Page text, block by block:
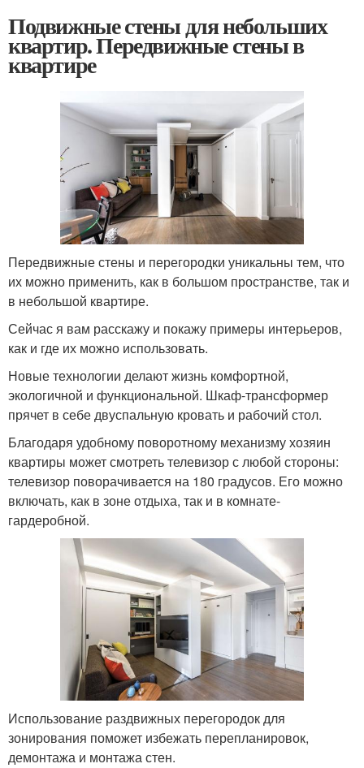
Подвижные стены для небольших
квартир. Передвижные стены в
квартире
Передвижные стены и перегородки уникальны тем, что
их можно применить, как в большом пространстве, так и
в небольшой квартире.
Сейчас я вам расскажу и покажу примеры интерьеров,
как и где их можно использовать.
Новые технологии делают жизнь комфортной,
экологичной и функциональной. Шкаф-трансформер
прячет в себе двуспальную кровать и рабочий стол.
Благодаря удобному поворотному механизму хозяин
квартиры может смотреть телевизор с любой стороны:
телевизор поворачивается на 180 градусов. Его можно
включать, как в зоне отдыха, так и в комнате-
гардеробной.
Использование раздвижных перегородок для
зонирования поможет избежать перепланировок,
демонтажа и монтажа стен.